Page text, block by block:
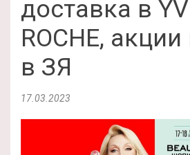
доставка в
ROCHE,
в ЗЯ
17.03.2023